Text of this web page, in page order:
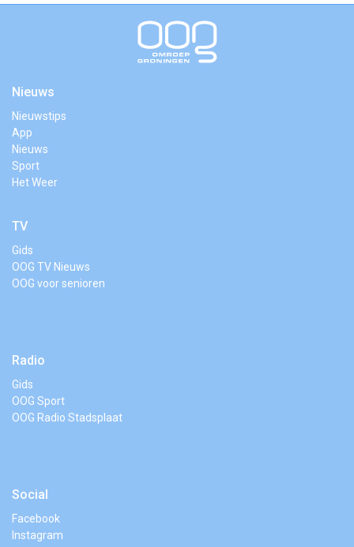
Nieuws
Nieuwstips
App
Nieuws
Sport
Het Weer
TV
Gids
OOG TV Nieuws
OOG voor senioren
Radio
Gids
OOG Sport
OOG Radio Stadsplaat
Social
Facebook
Instagram